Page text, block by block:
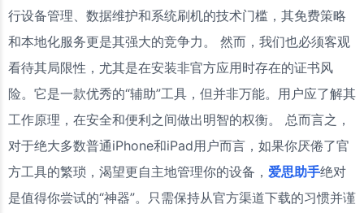
行设备管理、数据维护和系统刷机的技术门槛，其免费策略
和本地化服务更是其强大的竞争力。 然而，我们也必须客观
看待其局限性，尤其是在安装非官方应用时存在的证书风
险。它是一款优秀的“辅助”工具，但并非万能。用户应了解其
工作原理，在安全和便利之间做出明智的权衡。 总而言之，
对于绝大多数普通iPhone和iPad用户而言，如果你厌倦了官
方工具的繁琐，渴望更自主地管理你的设备， 爱思助手绝对
是值得你尝试的“神器”。只需保持从官方渠道下载的习惯并谨